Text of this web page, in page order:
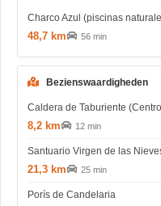
Charco Azul (piscinas
48,7 km 56 min
Bezienswaardigheden
Caldera de Taburiente
8,2 km 12 min
Santuario Virgen de las
21,3 km 25 min
Porís de Candelaria